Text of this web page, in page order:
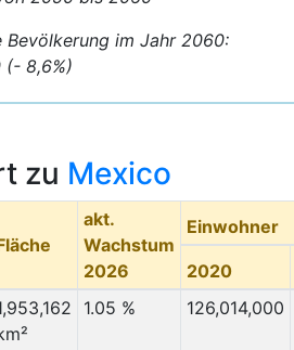
Bevölkerung im Jahr 2060:
(- 8,6%)
zu Mexico
akt.
Wachstum
2026
Einwohner
2020
1.05 % 126,014,000